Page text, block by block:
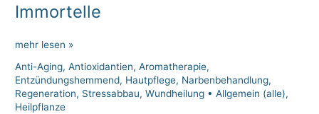
Immortelle
Immortelle
mehr lesen »
Anti-Aging, Antioxidantien, Aromatherapie,
Entzündungshemmend, Hautpflege, Narbenbehandlung,
Regeneration, Stressabbau, Wundheilung• Allgemein (alle),
Heilpflanze